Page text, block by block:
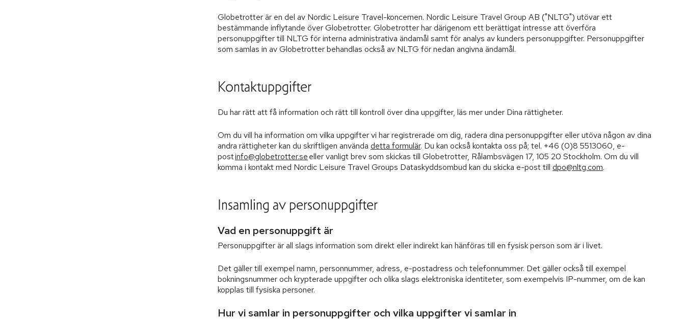
Globetrotter är en del av Nordic Leisure Travel-koncernen. Nordic Leisure Travel Group AB ("NLTG") utövar ett
bestämmande inflytande över Globetrotter. Globetrotter har därigenom ett berättigat intresse att överföra
personuppgifter till NLTG för interna administrativa ändamål samt för analys av kunders personuppgifter. Personuppgifter
som samlas in av Globetrotter behandlas också av NLTG för nedan angivna ändamål.
Kontaktuppgifter
Du har rätt att få information och rätt till kontroll över dina uppgifter, läs mer under Dina rättigheter.
Om du vill ha information om vilka uppgifter vi har registrerade om dig, radera dina personuppgifter eller utöva någon av dina
andra rättigheter kan du skriftligen användadetta formulär. Du kan också kontakta oss på; tel. +46 (0)8 5513060, e-
postinfo@globetrotter.seeller vanligt brev som skickas till Globetrotter, Rålambsvägen 17, 105 20 Stockholm. Om du vill
komma i kontakt med Nordic Leisure Travel Groups Dataskyddsombud kan du skicka e-post tilldpo@nltg.com.
Insamling av personuppgifter
Vad en personuppgift är
Personuppgifter är all slags information som direkt eller indirekt kan hänföras till en fysisk person som är i livet.
Det gäller till exempel namn, personnummer, adress, e-postadress och telefonnummer. Det gäller också till exempel
bokningsnummer och krypterade uppgifter och olika slags elektroniska identiteter, som exempelvis IP-nummer, om de kan
kopplas till fysiska personer.
Hur vi samlar in personuppgifter och vilka uppgifter vi samlar in